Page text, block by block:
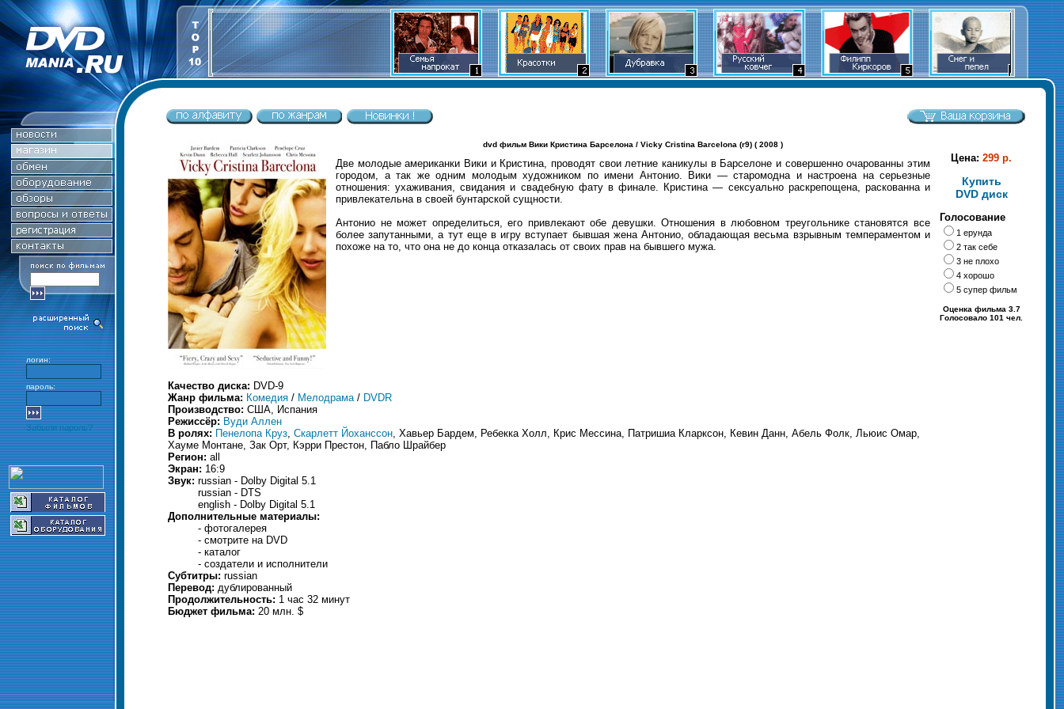
логин:
пароль:
Забыли пароль?
dvd фильм Вики Кристина Барселона / Vicky Cristina Barcelona (r9) ( 2008 )
Две молодые американки Вики и Кристина, проводят свои летние каникулы в Барселоне и совершенно очарованны этим
городом, а так же одним молодым художником по имени Антонио. Вики — старомодна и настроена на серьезные
отношения: ухаживания, свидания и свадебную фату в финале. Кристина — сексуально раскрепощена, раскованна и
привлекательна в своей бунтарской сущности.
Антонио не может определиться, его привлекают обе девушки. Отношения в любовном треугольнике становятся все
более запутанными, а тут еще в игру вступает бывшая жена Антонио, обладающая весьма взрывным темпераментом и
похоже на то, что она не до конца отказалась от своих прав на бывшего мужа.
Цена: 299 р.
Купить
DVD диск
Голосование
1 ерунда
2 так себе
3 не плохо
4 хорошо
5 супер фильм
Оценка фильма 3.7
Голосовало 101 чел.
Качество диска: DVD-9
Жанр фильма: Комедия / Мелодрама/ DVDR
Производство: США, Испания
Режиссёр: Вуди Аллен
В ролях: Пенелопа Круз, Скарлетт Йоханссон, Хавьер Бардем, Ребекка Холл, Крис Мессина, Патришиа Кларксон, Кевин Данн, Абель Фолк, Льюис Омар,
Хауме Монтане, Зак Орт, Кэрри Престон, Пабло Шрайбер
Регион: all
Экран: 16:9
Звук: russian - Dolby Digital 5.1
russian - DTS
english - Dolby Digital 5.1
Дополнительные материалы:
- фотогалерея
- смотрите на DVD
- каталог
- создатели и исполнители
Субтитры: russian
Перевод: дублированный
Продолжительность: 1 час 32 минут
Бюджет фильма: 20 млн. $